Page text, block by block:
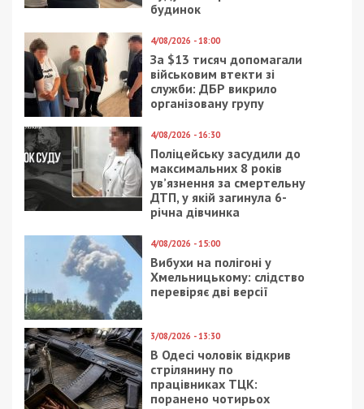
ПОПУЛЯРНІ НОВИНИ
3/08/2021 - 21:00
В Днепре застройщик
вместо тротуара
сделал лестницу и
парковку: фото
14/07/2019 - 16:00
Казацкий гарнизон,
карьер и старинное
известно о крепости
над Днепром